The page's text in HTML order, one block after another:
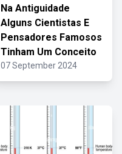
Na Antiguidade
Alguns Cientistas E
Pensadores Famosos
Tinham Um Conceito
07 September 2024